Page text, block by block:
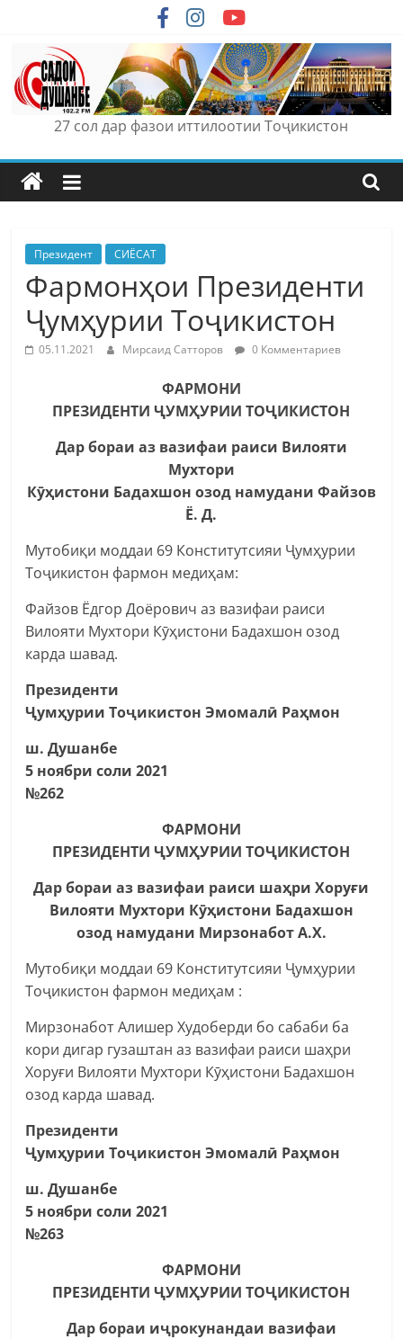
content
27 сол дар фазои иттилоотии Тоҷикистон
Президент СИЁСАТ
Фармонҳои Президенти
Ҷумҳурии Тоҷикистон
05.11.2021 Мирсаид Сатторов 0 Комментариев
ФАРМОНИ
ПРЕЗИДЕНТИ ҶУМҲУРИИ ТОҶИКИСТОН
Дар бораи аз вазифаи раиси Вилояти
Мухтори
Кӯҳистони Бадахшон озод намудани Файзов
Ё. Д.
Мутобиқи моддаи 69 Конститутсияи Ҷумҳурии
Тоҷикистон фармон медиҳам:
Файзов Ёдгор Доёрович аз вазифаи раиси
Вилояти Мухтори Кӯҳистони Бадахшон озод
карда шавад.
Президенти
Ҷумҳурии Тоҷикистон Эмомалӣ Раҳмон
ш. Душанбе
5 ноябри соли 2021
№262
ФАРМОНИ
ПРЕЗИДЕНТИ ҶУМҲУРИИ ТОҶИКИСТОН
Дар бораи аз вазифаи раиси шаҳри Хоруғи
Вилояти Мухтори Кӯҳистони Бадахшон
озод намудани Мирзонабот А.Х.
Мутобиқи моддаи 69 Конститутсияи Ҷумҳурии
Тоҷикистон фармон медиҳам :
Мирзонабот Алишер Худоберди бо сабаби ба
кори дигар гузаштан аз вазифаи раиси шаҳри
Хоруғи Вилояти Мухтори Кӯҳистони Бадахшон
озод карда шавад.
Президенти
Ҷумҳурии Тоҷикистон Эмомалӣ Раҳмон
ш. Душанбе
5 ноябри соли 2021
№263
ФАРМОНИ
ПРЕЗИДЕНТИ ҶУМҲУРИИ ТОҶИКИСТОН
Дар бораи иҷрокунандаи вазифаи